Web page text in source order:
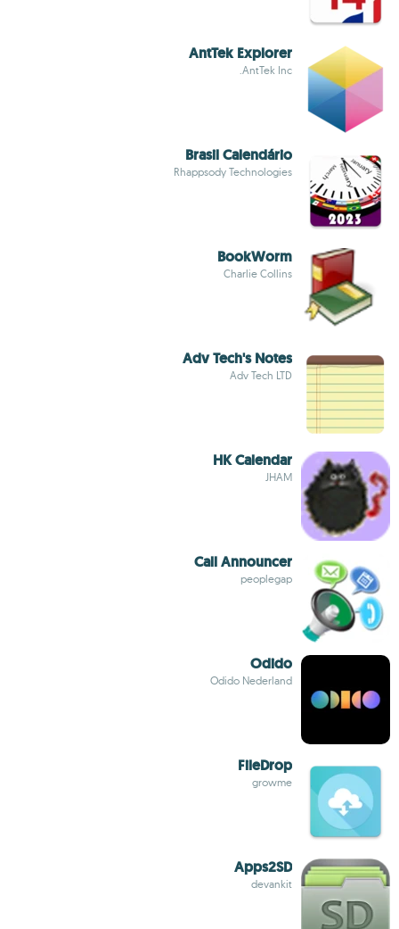
AntTek Explorer
AntTek Inc.
Brasil Calendário
Rhappsody Technologies
BookWorm
Charlie Collins
Adv Tech's Notes
Adv Tech LTD
HK Calendar
JHAM
Call Announcer
peoplegap
Odido
Odido Nederland
FileDrop
growme
Apps2SD
devankit